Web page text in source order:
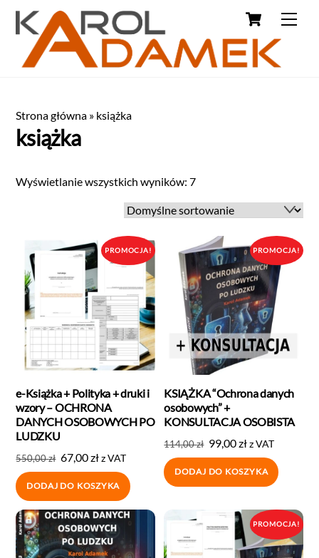
Strona główna » książka
książka
Wyświetlanie wszystkich wyników: 7
PROMOCJA!
e-Książka + Polityka + druki i
wzory – OCHRONA
DANYCH OSOBOWYCH PO
LUDZKU
550,00zł 67,00złz VAT
DODAJ DO KOSZYKA
PROMOCJA!
KSIĄŻKA “Ochrona danych
osobowych” +
KONSULTACJA OSOBISTA
114,00zł 99,00złz VAT
DODAJ DO KOSZYKA
PROMOCJA!